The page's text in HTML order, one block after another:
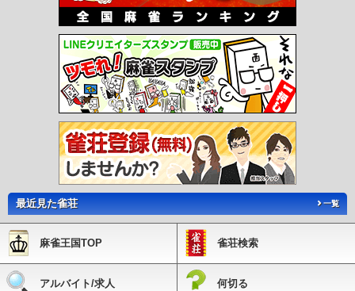
高島町駅 伊勢佐木長者町駅 阪東橋駅 吉野町駅 蒔田駅
上永谷駅 下永谷駅 舞岡駅 踊場駅 中田駅 立場駅
鳥浜駅 並木北駅 並木中央駅 幸浦駅 産業振興センター駅 福浦駅
八景島駅 海の公園柴口駅 海の公園南口駅 野島公園駅 石上駅
湘南海岸公園駅 江ノ島駅 湘南江の島駅 腰越駅 鎌倉高校前駅
稲村ヶ崎駅 極楽寺駅 長谷駅 由比ヶ浜駅 和田塚駅 富士見町駅
湘南深沢駅 西鎌倉駅 片瀬山駅 目白山下駅 箱根板橋駅 風祭駅
箱根湯本駅 塔ノ沢駅 大平台駅 宮ノ下駅 小涌谷駅 彫刻の森駅
都筑ふれあいの丘駅 北山田駅 東山田駅 高田駅 日吉本町駅
中強羅駅 上強羅駅 早雲山駅
最近見た雀荘 一覧
麻雀王国TOP 雀荘検索
アルバイト/求人 何切る